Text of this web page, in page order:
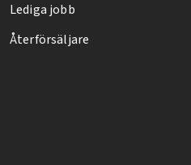
Lediga jobb
Återförsäljare